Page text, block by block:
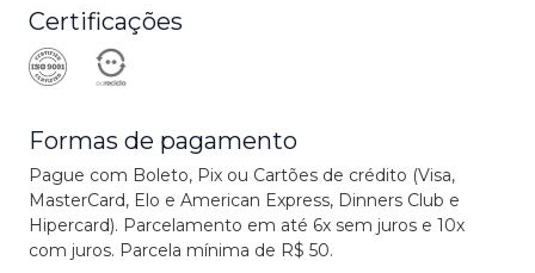
Certificações
Formas de pagamento
Pague com Boleto, Pix ou Cartões de crédito (Visa,
MasterCard, Elo e American Express, Dinners Club e
Hipercard). Parcelamento em até 6x sem juros e 10x
com juros. Parcela mínima de R$ 50.